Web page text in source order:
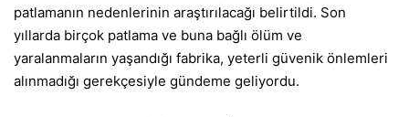
patlamanın nedenlerinin araştırılacağı belirtildi. Son
yıllarda birçok patlama ve buna bağlı ölüm ve
yaralanmaların yaşandığı fabrika, yeterli güvenik önlemleri
alınmadığı gerekçesiyle gündeme geliyordu.